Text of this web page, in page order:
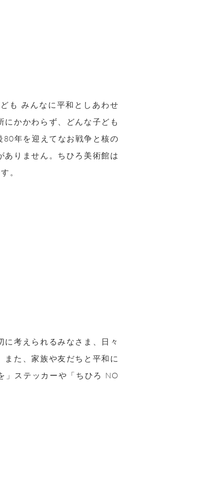
も みんなに平和としあわせ
かかわらず、どんな子ども
年を迎えてなお戦争と核の
りません。ちひろ美術館は
。
考えられるみなさま、日々
た、家族や友だちと平和に
」ステッカーや「ちひろ NO